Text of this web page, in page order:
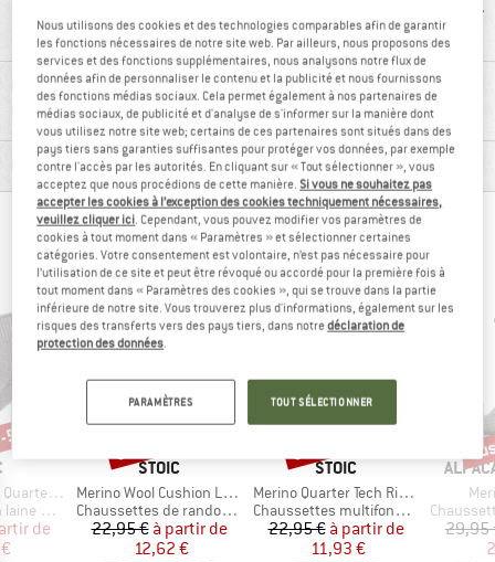
RENSEIGNEMENTS MATÉRIEL ET
FONCTIONNALITÉS
DESCRIPTION DU PRODUIT
LES ALPINISTES AYANT VU CET ARTICLE ONT
ÉGALEMENT REGARDÉ
Socks
réduit
de
MARQUE
STOIC
Article
Merino Wool Cushion Light Socks
Product group
Chaussettes de randonnée
Prix
22,95 € Prix réduit
à partir de
12,62 €
Jusqu'à -45 %
MARQUE
STOIC
Article
Merino Quarter Tech Rib Mountains Socks
Product group
Chaussettes multifonctions
Prix
22,95 € Prix réduit
à partir de
11,93 €
Jusqu'à -48 %
Product
29,95
Nous utilisons des cookies et des technologies comparables afin de garantir
les fonctions nécessaires de notre site web. Par ailleurs, nous proposons des
services et des fonctions supplémentaires, nous analysons notre flux de
données afin de personnaliser le contenu et la publicité et nous fournissons
des fonctions médias sociaux. Cela permet également à nos partenaires de
médias sociaux, de publicité et d'analyse de s'informer sur la manière dont
vous utilisez notre site web; certains de ces partenaires sont situés dans des
pays tiers sans garanties suffisantes pour protéger vos données, par exemple
contre l'accès par les autorités. En cliquant sur « Tout sélectionner », vous
acceptez que nous procédions de cette manière.Si vous ne souhaitez pas
accepter les cookies à l’exception des cookies techniquement nécessaires,
veuillez cliquer ici. Cependant, vous pouvez modifier vos paramètres de
cookies à tout moment dans « Paramètres » et sélectionner certaines
catégories. Votre consentement est volontaire, n’est pas nécessaire pour
l’utilisation de ce site et peut être révoqué ou accordé pour la première fois à
tout moment dans « Paramètres des cookies », qui se trouve dans la partie
inférieure de notre site. Vous trouverez plus d'informations, également sur les
risques des transferts vers des pays tiers, dans notredéclaration de
protection des données.
PARAMÈTRES TOUT SÉLECTIONNER